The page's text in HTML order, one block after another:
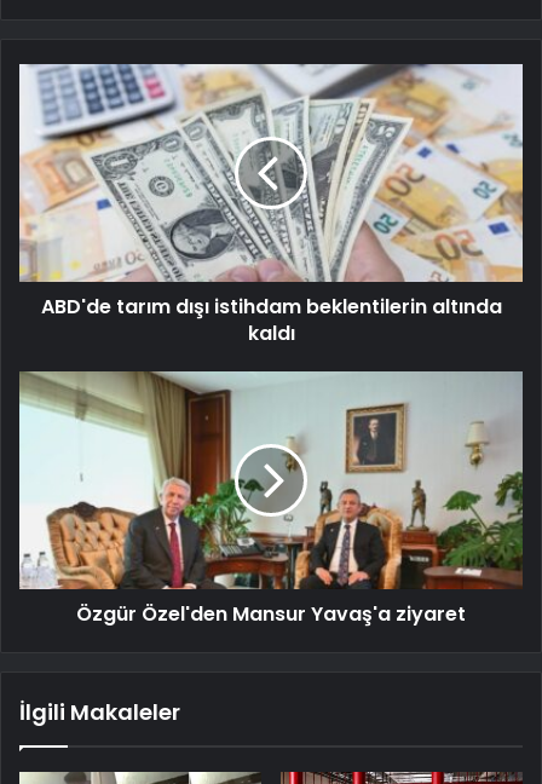
ABD'de tarım dışı istihdam beklentilerin altında
kaldı
Özgür Özel'den Mansur Yavaş'a ziyaret
İlgili Makaleler